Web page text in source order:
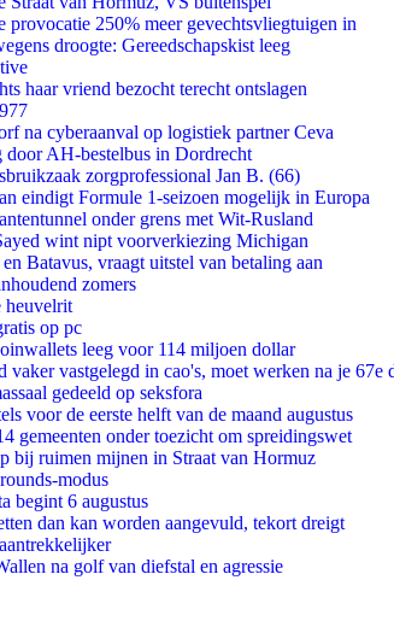
provocatie 250% meer gevechtsvliegtuigen in
droogte: Gereedschapskist leeg
haar vriend bezocht terecht ontslagen
na cyberaanval op logistiek partner Ceva
AH-bestelbus in Dordrecht
zorgprofessional Jan B. (66)
eindigt Formule 1-seizoen mogelijk in Europa
onder grens met Wit-Rusland
wint nipt voorverkiezing Michigan
Batavus, vraagt uitstel van betaling aan
zomers
heuvelrit
op pc
leeg voor 114 miljoen dollar
vastgelegd in cao's, moet werken na je 67e
gedeeld op seksfora
voor de eerste helft van de maand augustus
gemeenten onder toezicht om spreidingswet
bij ruimen mijnen in Straat van Hormuz
modus
begint 6 augustus
dan kan worden aangevuld, tekort dreigt
na golf van diefstal en agressie